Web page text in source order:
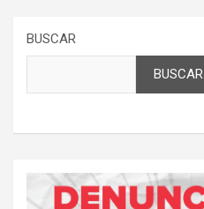
BUSCAR
BUSCAR